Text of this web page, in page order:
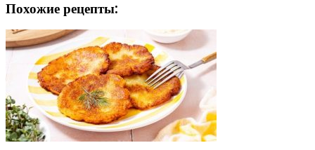
Похожие рецепты: